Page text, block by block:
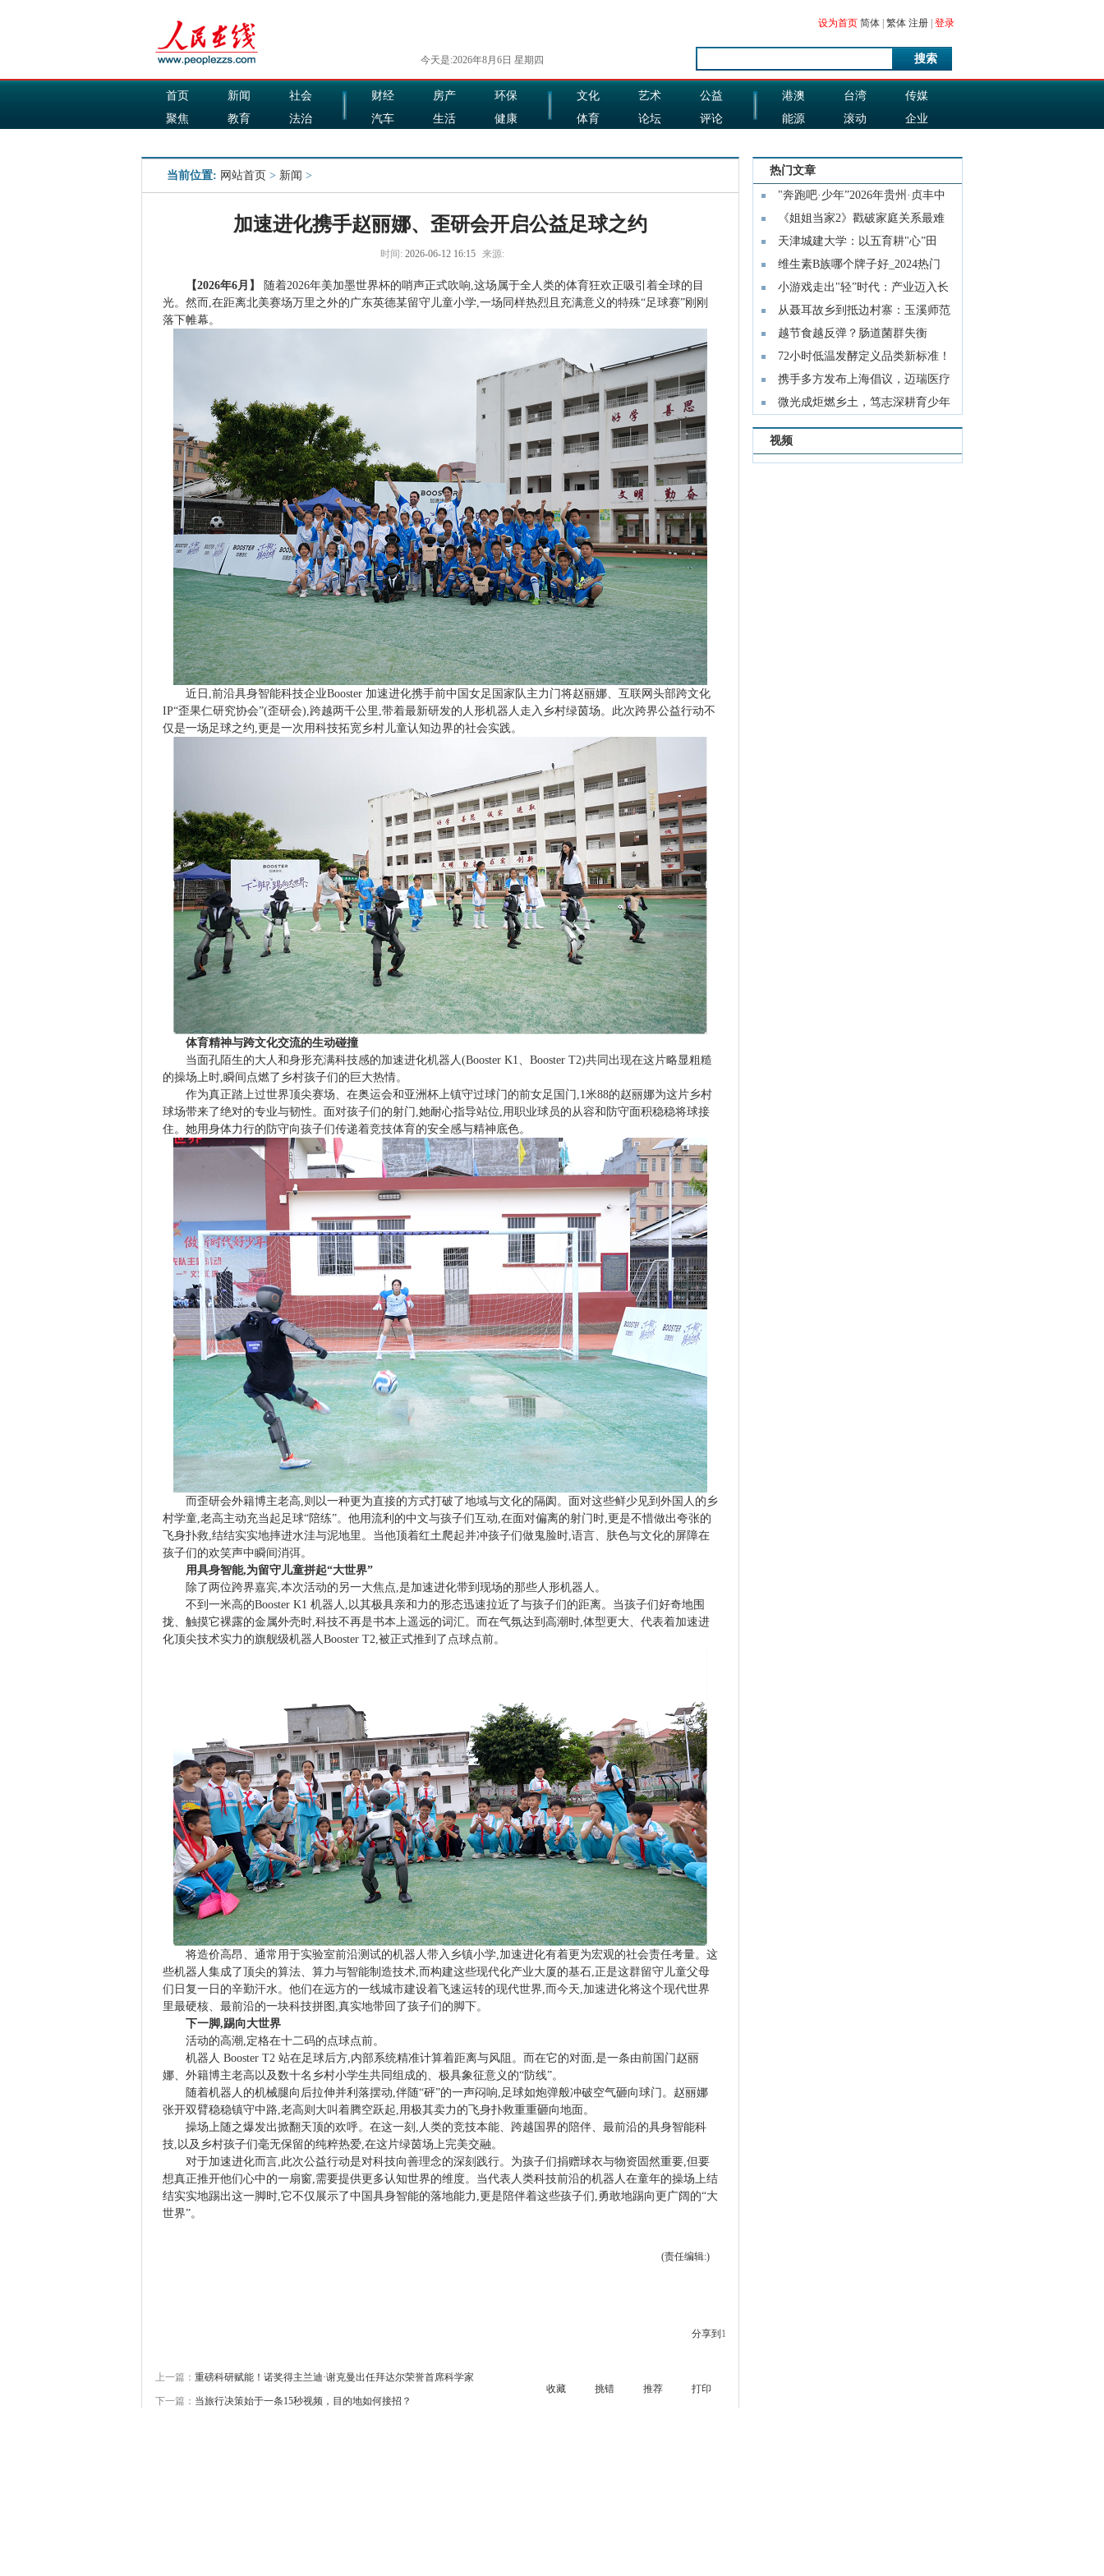
今天是:2026年8月6日 星期四
设为首页 简体 繁体 注册 登录
搜索
首页 新闻
社会
聚焦
教育
法治
财经 房产
环保
汽车
生活
健康
文化 艺术
公益
体育
论坛
评论
港澳 台湾
传媒
能源
滚动
企业
当前位置: 网站首页 > 新闻 >
加速进化携手赵丽娜、歪研会开启公益足球之约
时间: 2026-06-12 16:15 来源:
【2026年6月】
随着2026年美加墨世界杯的哨声正式吹响,这场属于全人类的体育狂欢正吸引着全球的目
光。然而,在距离北美赛场万里之外的广东英德某留守儿童小学,一场同样热烈且充满意义的特殊“足球赛”刚刚
落下帷幕。
近日,前沿具身智能科技企业Booster 加速进化携手前中国女足国家队主力门将赵丽娜、互联网头部跨文化
IP“歪果仁研究协会”(歪研会),跨越两千公里,带着最新研发的人形机器人走入乡村绿茵场。此次跨界公益行动不
仅是一场足球之约,更是一次用科技拓宽乡村儿童认知边界的社会实践。
体育精神与跨文化交流的生动碰撞
当面孔陌生的大人和身形充满科技感的加速进化机器人(Booster K1、Booster T2)共同出现在这片略显粗糙
的操场上时,瞬间点燃了乡村孩子们的巨大热情。
作为真正踏上过世界顶尖赛场、在奥运会和亚洲杯上镇守过球门的前女足国门,1米88的赵丽娜为这片乡村
球场带来了绝对的专业与韧性。面对孩子们的射门,她耐心指导站位,用职业球员的从容和防守面积稳稳将球接
住。她用身体力行的防守向孩子们传递着竞技体育的安全感与精神底色。
而歪研会外籍博主老高,则以一种更为直接的方式打破了地域与文化的隔阂。面对这些鲜少见到外国人的乡
村学童,老高主动充当起足球“陪练”。他用流利的中文与孩子们互动,在面对偏离的射门时,更是不惜做出夸张的
飞身扑救,结结实实地摔进水洼与泥地里。当他顶着红土爬起并冲孩子们做鬼脸时,语言、肤色与文化的屏障在
孩子们的欢笑声中瞬间消弭。
用具身智能,为留守儿童拼起“大世界”
除了两位跨界嘉宾,本次活动的另一大焦点,是加速进化带到现场的那些人形机器人。
不到一米高的Booster K1 机器人,以其极具亲和力的形态迅速拉近了与孩子们的距离。当孩子们好奇地围
拢、触摸它裸露的金属外壳时,科技不再是书本上遥远的词汇。而在气氛达到高潮时,体型更大、代表着加速进
化顶尖技术实力的旗舰级机器人Booster T2,被正式推到了点球点前。
将造价高昂、通常用于实验室前沿测试的机器人带入乡镇小学,加速进化有着更为宏观的社会责任考量。这
些机器人集成了顶尖的算法、算力与智能制造技术,而构建这些现代化产业大厦的基石,正是这群留守儿童父母
们日复一日的辛勤汗水。他们在远方的一线城市建设着飞速运转的现代世界,而今天,加速进化将这个现代世界
里最硬核、最前沿的一块科技拼图,真实地带回了孩子们的脚下。
下一脚,踢向大世界
活动的高潮,定格在十二码的点球点前。
机器人 Booster T2 站在足球后方,内部系统精准计算着距离与风阻。而在它的对面,是一条由前国门赵丽
娜、外籍博主老高以及数十名乡村小学生共同组成的、极具象征意义的“防线”。
随着机器人的机械腿向后拉伸并利落摆动,伴随“砰”的一声闷响,足球如炮弹般冲破空气砸向球门。赵丽娜
张开双臂稳稳镇守中路,老高则大叫着腾空跃起,用极其卖力的飞身扑救重重砸向地面。
操场上随之爆发出掀翻天顶的欢呼。在这一刻,人类的竞技本能、跨越国界的陪伴、最前沿的具身智能科
技,以及乡村孩子们毫无保留的纯粹热爱,在这片绿茵场上完美交融。
对于加速进化而言,此次公益行动是对科技向善理念的深刻践行。为孩子们捐赠球衣与物资固然重要,但要
想真正推开他们心中的一扇窗,需要提供更多认知世界的维度。当代表人类科技前沿的机器人在童年的操场上结
结实实地踢出这一脚时,它不仅展示了中国具身智能的落地能力,更是陪伴着这些孩子们,勇敢地踢向更广阔的“大
世界”。
(责任编辑:)
分享到 1
上一篇： 重磅科研赋能！诺奖得主兰迪·谢克曼出任拜达尔荣誉首席科学家
下一篇： 当旅行决策始于一条15秒视频，目的地如何接招？
收藏 挑错 推荐 打印
热门文章
"奔跑吧·少年”2026年贵州·贞丰中
小
《姐姐当家2》戳破家庭关系最难
的一层
天津城建大学：以五育耕"心”田
维生素B族哪个牌子好_2024热门
品牌成
小游戏走出"轻”时代：产业迈入长
线经
从聂耳故乡到抵边村寨：玉溪师范
学院
越节食越反弹？肠道菌群失衡
是"元凶”
72小时低温发酵定义品类新标准！
九品
携手多方发布上海倡议，迈瑞医疗
构建
微光成炬燃乡土，笃志深耕育少年
——
视频